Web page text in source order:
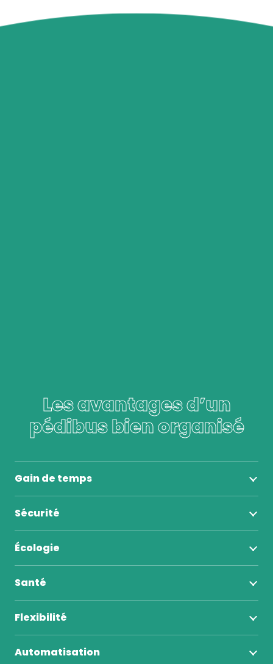
Les avantages d’un
pédibus bien organisé
Gain de temps
Sécurité
Écologie
Santé
Flexibilité
Automatisation